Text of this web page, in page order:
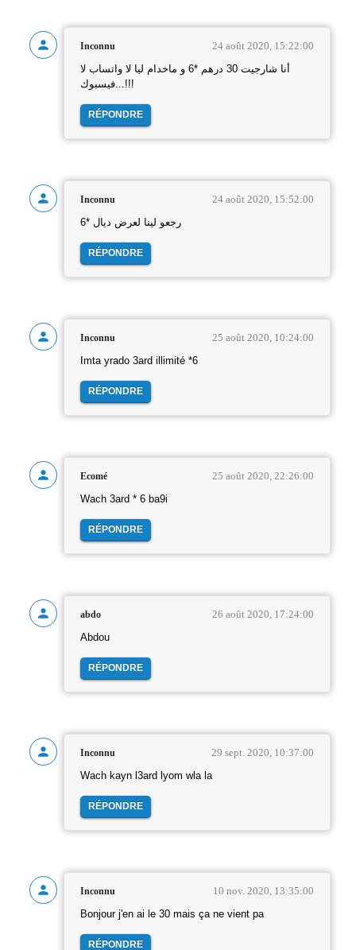
Inconnu 24 août 2020, 15:22:00
أنا شارجيت 30 درهم *6 و ماخدام ليا لا واتساب لا
فيسبوك...!!!
RÉPONDRE
Inconnu 24 août 2020, 15:52:00
رجعو لينا لعرض ديال *6
RÉPONDRE
Inconnu 25 août 2020, 10:24:00
Imta yrado 3ard illimité *6
RÉPONDRE
Ecomé 25 août 2020, 22:26:00
Wach 3ard * 6 ba9i
RÉPONDRE
abdo 26 août 2020, 17:24:00
Abdou
RÉPONDRE
Inconnu 29 sept. 2020, 10:37:00
Wach kayn l3ard lyom wla la
RÉPONDRE
Inconnu 10 nov. 2020, 13:35:00
Bonjour j'en ai le 30 mais ça ne vient pa
RÉPONDRE